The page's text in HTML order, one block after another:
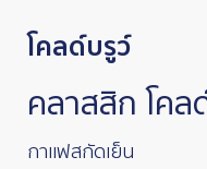
โคลด์บรูว์
คลาสสิก โคล
กาแฟสกัดเย็น